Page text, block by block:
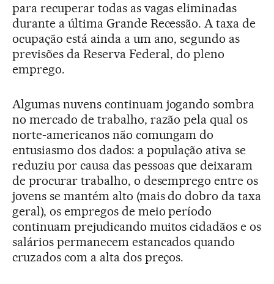
para recuperar todas as vagas eliminadas
durante a última Grande Recessão. A taxa de
ocupação está ainda a um ano, segundo as
previsões da Reserva Federal, do pleno
emprego.
Algumas nuvens continuam jogando sombra
no mercado de trabalho, razão pela qual os
norte-americanos não comungam do
entusiasmo dos dados: a população ativa se
reduziu por causa das pessoas que deixaram
de procurar trabalho, o desemprego entre os
jovens se mantém alto (mais do dobro da taxa
geral), os empregos de meio período
continuam prejudicando muitos cidadãos e os
salários permanecem estancados quando
cruzados com a alta dos preços.